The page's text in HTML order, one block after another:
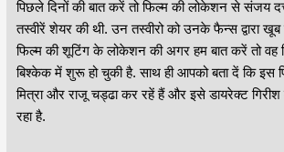
पिछले दिनों की बात करें तो फिल्म की लोकेशन से संजय
तस्वीरें शेयर की थी. उन तस्वीरो को उनके फैन्स द्वारा खूब
फिल्म की शूटिंग के लोकेशन की अगर हम बात करें तो वह
बिश्‍केक में शुरू हो चुकी है. साथ ही आपको बता दें कि इस
मित्रा और राजू चड्ढा कर रहें हैं और इसे डायरेक्ट गिरीश
रहा है.